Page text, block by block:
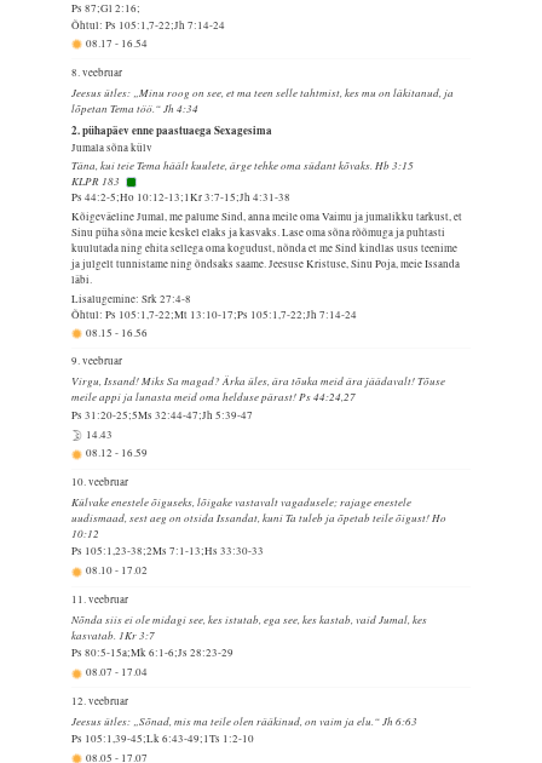
Ps 87;Gl 2:16;
Õhtul: Ps 105:1,7-22;Jh 7:14-24
08.17- 16.54
8. veebruar
Jeesus ütles: „Minu roog on see, et ma teen selle tahtmist, kes mu on läkitanud, ja
lõpetan Tema töö.“ Jh 4:34
2. pühapäev enne paastuaega Sexagesima
Jumala sõna külv
Täna, kui teie Tema häält kuulete, ärge tehke oma südant kõvaks. Hb 3:15
KLPR 183
Ps 44:2-5;Ho 10:12-13;1Kr 3:7-15;Jh 4:31-38
Kõigeväeline Jumal, me palume Sind, anna meile oma Vaimu ja jumalikku tarkust, et
Sinu püha sõna meie keskel elaks ja kasvaks. Lase oma sõna rõõmuga ja puhtasti
kuulutada ning ehita sellega oma kogudust, nõnda et me Sind kindlas usus teenime
ja julgelt tunnistame ning õndsaks saame. Jeesuse Kristuse, Sinu Poja, meie Issanda
läbi.
Lisalugemine: Srk 27:4-8
Õhtul: Ps 105:1,7-22;Mt 13:10-17;Ps 105:1,7-22;Jh 7:14-24
08.15- 16.56
9. veebruar
Virgu, Issand! Miks Sa magad? Ärka üles, ära tõuka meid ära jäädavalt! Tõuse
meile appi ja lunasta meid oma helduse pärast! Ps 44:24,27
Ps 31:20-25;5Ms 32:44-47;Jh 5:39-47
14.43
08.12- 16.59
10. veebruar
Külvake enestele õiguseks, lõigake vastavalt vagadusele; rajage enestele
uudismaad, sest aeg on otsida Issandat, kuni Ta tuleb ja õpetab teile õigust! Ho
10:12
Ps 105:1,23-38;2Ms 7:1-13;Hs 33:30-33
08.10- 17.02
11. veebruar
Nõnda siis ei ole midagi see, kes istutab, ega see, kes kastab, vaid Jumal, kes
kasvatab. 1Kr 3:7
Ps 80:5-15a;Mk 6:1-6;Js 28:23-29
08.07- 17.04
12. veebruar
Jeesus ütles: „Sõnad, mis ma teile olen rääkinud, on vaim ja elu.“ Jh 6:63
Ps 105:1,39-45;Lk 6:43-49;1Ts 1:2-10
08.05- 17.07